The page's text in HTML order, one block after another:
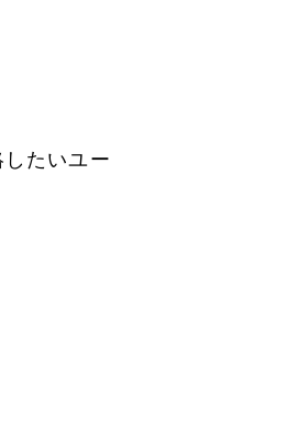
たいユー